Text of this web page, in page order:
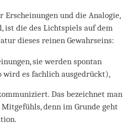
Erscheinungen und die Analogie,
ist die des Lichtspiels auf dem
dieses reinen Gewahrseins:
sie werden spontan
wird es fachlich ausgedrückt),
Das bezeichnet man
denn im Grunde geht